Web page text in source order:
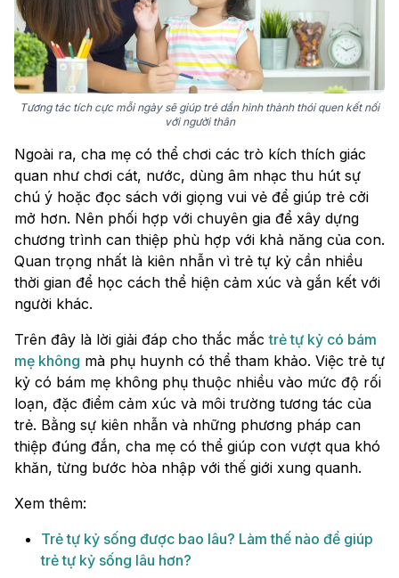
Tương tác tích cực mỗi ngày sẽ giúp trẻ dần hình thành thói quen kết nối
với người thân
Ngoài ra, cha mẹ có thể chơi các trò kích thích giác
quan như chơi cát, nước, dùng âm nhạc thu hút sự
chú ý hoặc đọc sách với giọng vui vẻ để giúp trẻ cởi
mở hơn. Nên phối hợp với chuyên gia để xây dựng
chương trình can thiệp phù hợp với khả năng của con.
Quan trọng nhất là kiên nhẫn vì trẻ tự kỷ cần nhiều
thời gian để học cách thể hiện cảm xúc và gắn kết với
người khác.
Trên đây là lời giải đáp cho thắc mắctrẻ tự kỷ có bám
mẹ không mà phụ huynh có thể tham khảo. Việc trẻ tự
kỷ có bám mẹ không phụ thuộc nhiều vào mức độ rối
loạn, đặc điểm cảm xúc và môi trường tương tác của
trẻ. Bằng sự kiên nhẫn và những phương pháp can
thiệp đúng đắn, cha mẹ có thể giúp con vượt qua khó
khăn, từng bước hòa nhập với thế giới xung quanh.
Xem thêm:
Trẻ tự kỷ sống được bao lâu? Làm thế nào để giúp
trẻ tự kỷ sống lâu hơn?